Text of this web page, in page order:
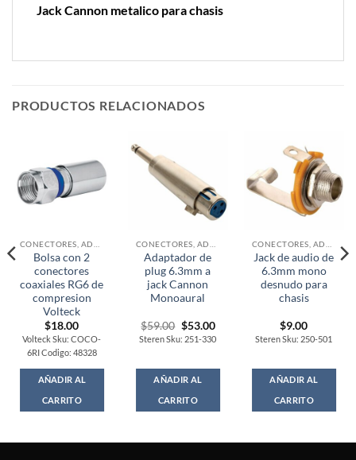
Jack Cannon metalico para chasis
PRODUCTOS RELACIONADOS
Bolsa con 2
conectores
coaxiales RG6 de
compresion
Volteck
$18.00
Volteck Sku: COCO-
6RI Codigo: 48328
AÑADIR AL
CARRITO
Adaptador de
plug 6.3mm a
jack Cannon
Monoaural
$59.00 Original
price
was:
$53.00Current
price
is:
Steren Sku: 251-330
AÑADIR AL
CARRITO
Jack de audio de
6.3mm mono
desnudo para
chasis
$9.00
Steren Sku: 250-501
AÑADIR AL
CARRITO